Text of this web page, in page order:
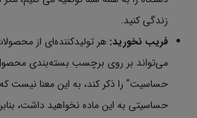
زندگی کنید.
فریب نخورید: هر تولیدکننده‌ای از
می‌تواند بر روی برچسب بسته‌بندی
حساسیت” را ذکر کند، به این معنا نیست
حساسیتی به این ماده نخواهید داشت،